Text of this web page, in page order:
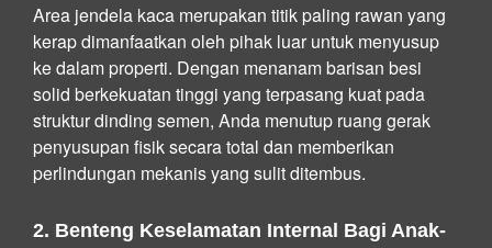
Area jendela kaca merupakan titik paling rawan yang
kerap dimanfaatkan oleh pihak luar untuk menyusup
ke dalam properti. Dengan menanam barisan besi
solid berkekuatan tinggi yang terpasang kuat pada
struktur dinding semen, Anda menutup ruang gerak
penyusupan fisik secara total dan memberikan
perlindungan mekanis yang sulit ditembus.
2. Benteng Keselamatan Internal Bagi Anak-